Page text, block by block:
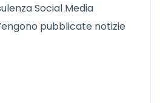
Social Media
pubblicate notizie